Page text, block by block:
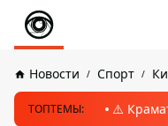
Новости Спорт
ТОПТЕМЫ: ⚠️